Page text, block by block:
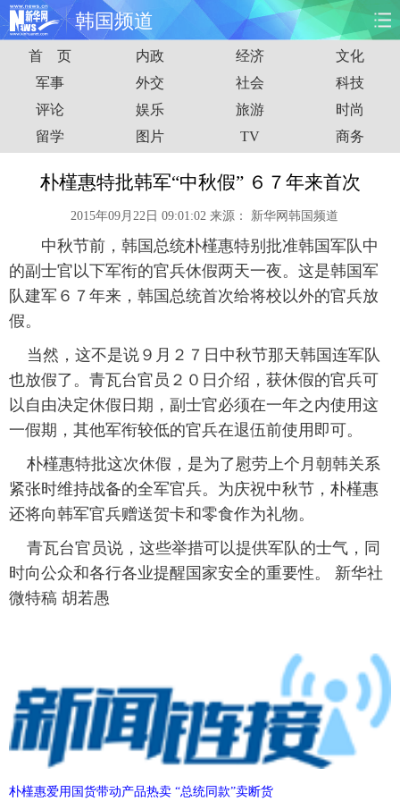
韩国频道
首页 时政 国际 财经
娱乐 体育 人事 教育
时尚 思客 地方 法治
科技 能源 房产 公司
图片 视频 彩票 食品
金融 公益 军事 无人机
富媒体 摄影 新华广播
新华电视中文 新华电视英文 返回PC
首 页 内政 经济
文化
军事
外交 社会
科技
评论
娱乐 旅游
时尚
留学
图片 TV 商务
朴槿惠特批韩军“中秋假” ６７年来首次
2015年09月22日 09:01:02 来源： 新华网韩国频道
中秋节前，韩国总统朴槿惠特别批准韩国军队中
的副士官以下军衔的官兵休假两天一夜。这是韩国军
队建军６７年来，韩国总统首次给将校以外的官兵放
假。
当然，这不是说９月２７日中秋节那天韩国连军队
也放假了。青瓦台官员２０日介绍，获休假的官兵可
以自由决定休假日期，副士官必须在一年之内使用这
一假期，其他军衔较低的官兵在退伍前使用即可。
朴槿惠特批这次休假，是为了慰劳上个月朝韩关系
紧张时维持战备的全军官兵。为庆祝中秋节，朴槿惠
还将向韩军官兵赠送贺卡和零食作为礼物。
青瓦台官员说，这些举措可以提供军队的士气，同
时向公众和各行各业提醒国家安全的重要性。 新华社
微特稿 胡若愚
朴槿惠爱用国货带动产品热卖 “总统同款”卖断货